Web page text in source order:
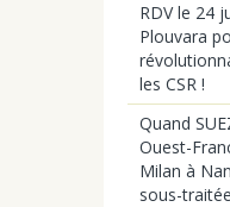
RDV le 24
Plouvara
les CSR !
Quand
Ouest-
Milan à
sous-